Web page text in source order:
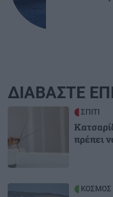
ΔΙΑΒΑΣΤΕ
ΣΠΙΤΙ
πρέπει
ΚΟΣΜΟΣ